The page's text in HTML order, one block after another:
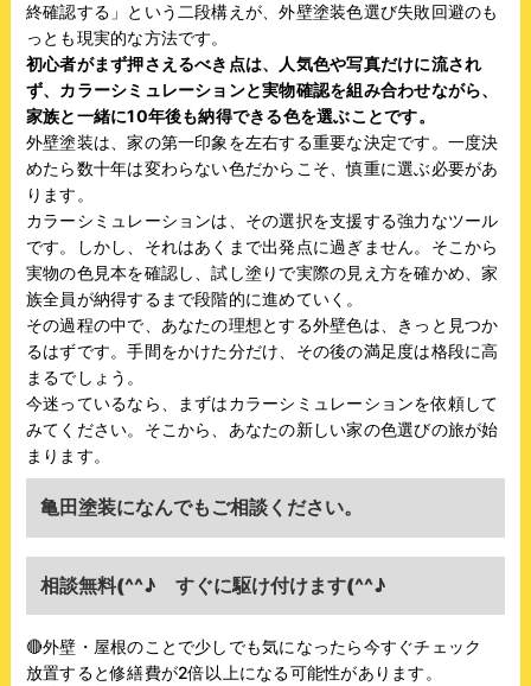
終確認する」という二段構えが、外壁塗装色選び失敗回避のも
っとも現実的な方法です。
初心者がまず押さえるべき点は、人気色や写真だけに流され
ず、カラーシミュレーションと実物確認を組み合わせながら、
家族と一緒に10年後も納得できる色を選ぶことです。
外壁塗装は、家の第一印象を左右する重要な決定です。一度決
めたら数十年は変わらない色だからこそ、慎重に選ぶ必要があ
ります。
カラーシミュレーションは、その選択を支援する強力なツール
です。しかし、それはあくまで出発点に過ぎません。そこから
実物の色見本を確認し、試し塗りで実際の見え方を確かめ、家
族全員が納得するまで段階的に進めていく。
その過程の中で、あなたの理想とする外壁色は、きっと見つか
るはずです。手間をかけた分だけ、その後の満足度は格段に高
まるでしょう。
今迷っているなら、まずはカラーシミュレーションを依頼して
みてください。そこから、あなたの新しい家の色選びの旅が始
まります。
亀田塗装になんでもご相談ください。
相談無料(^^♪ すぐに駆け付けます(^^♪
🔴外壁・屋根のことで少しでも気になったら今すぐチェック
放置すると修繕費が2倍以上になる可能性があります。